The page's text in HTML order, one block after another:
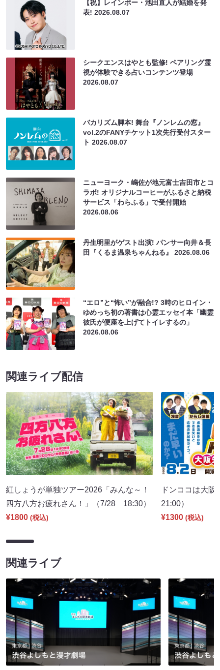
【祝】レインボー・池田直人が結婚を発
表!2026.08.07
シークエンスはやとも監修! ペアリング霊
視が体験できる占いコンテンツ登場
2026.08.07
バカリズム脚本! 舞台『ノンレムの窓』
vol.2のFANYチケット1次先行受付スター
ト2026.08.07
ニューヨーク・嶋佐が地元富士吉田市とコ
ラボ! オリジナルコーヒーがふるさと納税
サービス「わらふる」で受付開始
2026.08.06
丹生明里がゲスト出演! パンサー向井＆長
田『くるま温泉ちゃんねる』2026.08.06
“エロ”と“怖い”が融合!? 3時のヒロイン・
ゆめっち初の著書は心霊エッセイ本「幽霊
彼氏が便座を上げてトイレするの」
2026.08.06
関連ライブ配信
紅しょうが単独ツアー2026「みんな～！
四方八方お疲れさん！」（7/28 18:30）
¥1800 (税込)
ドンココは大
21:00）
¥1300 (税込)
関連ライブ